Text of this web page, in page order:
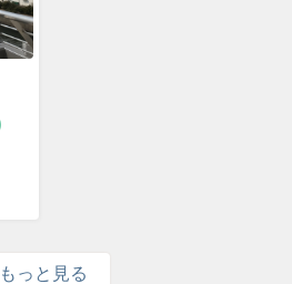
もっと見る